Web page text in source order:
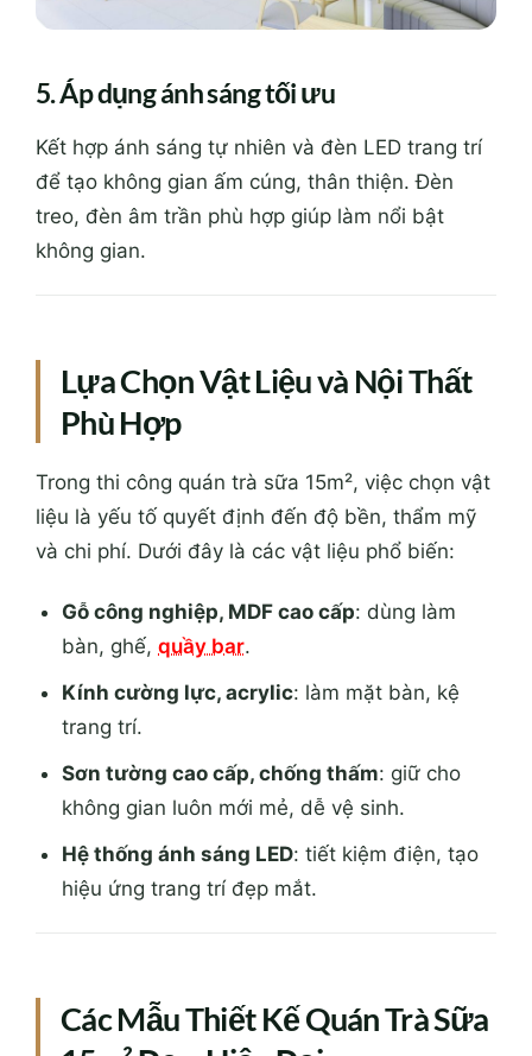
5. Áp dụng ánh sáng tối ưu
Kết hợp ánh sáng tự nhiên và đèn LED trang trí
để tạo không gian ấm cúng, thân thiện. Đèn
treo, đèn âm trần phù hợp giúp làm nổi bật
không gian.
Lựa Chọn Vật Liệu và Nội Thất
Phù Hợp
Trong thi công quán trà sữa 15m², việc chọn vật
liệu là yếu tố quyết định đến độ bền, thẩm mỹ
và chi phí. Dưới đây là các vật liệu phổ biến:
Gỗ công nghiệp, MDF cao cấp: dùng làm
bàn, ghế,quầy bar.
Kính cường lực, acrylic: làm mặt bàn, kệ
trang trí.
Sơn tường cao cấp, chống thấm: giữ cho
không gian luôn mới mẻ, dễ vệ sinh.
Hệ thống ánh sáng LED: tiết kiệm điện, tạo
hiệu ứng trang trí đẹp mắt.
Các Mẫu Thiết Kế Quán Trà Sữa